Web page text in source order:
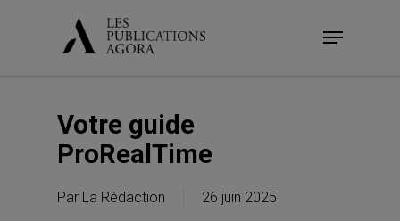
Menu
Votre guide
ProRealTime
Par La Rédaction 26 juin 2025